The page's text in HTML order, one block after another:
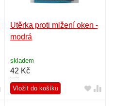
Utěrka proti mlžení oken -
modrá
skladem
42 Kč
Vložit do košíku